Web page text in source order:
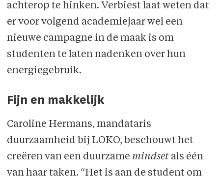
achterop te hinken. Verbiest laat weten dat
er voor volgend academiejaar wel een
nieuwe campagne in de maak is om
studenten te laten nadenken over hun
energiegebruik.
Fijn en makkelijk
Caroline Hermans, mandataris
duurzaamheid bij LOKO, beschouwt het
creëren van een duurzame mindsetals één
van haar taken. “Het is aan de student om